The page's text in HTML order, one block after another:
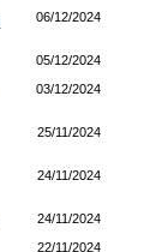
06/12/2024
05/12/2024
03/12/2024
25/11/2024
24/11/2024
24/11/2024
22/11/2024